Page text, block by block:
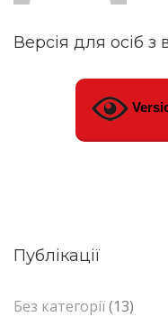
Версія для осіб
Публікації
Без категорії(13)